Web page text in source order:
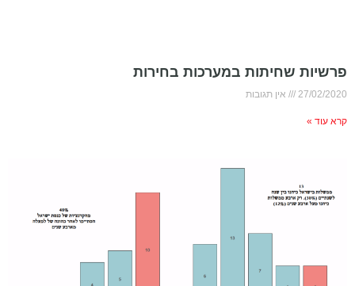
פרשיות שחיתות במערכות בחירות
27/02/2020 אין תגובות
קרא עוד »